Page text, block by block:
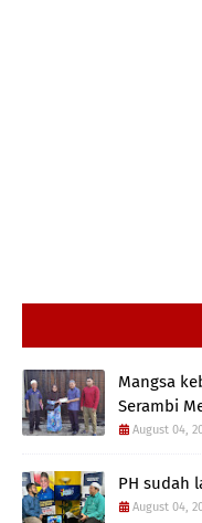
Mangsa
Serambi
August 04,
PH sudah
August 04,